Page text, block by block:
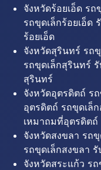
จังหวัดร้อยเอ็ด รถ
รถขุดเล็กร้อยเอ็ด
ร้อยเอ็ด
จังหวัดสุรินทร์ รถ
รถขุดเล็กสุรินทร์
สุรินทร์
จังหวัดอุตรดิตถ์ ร
อุตรดิตถ์ รถขุดเล็
เหมาถมที่อุตรดิตถ์
จังหวัดสงขลา รถ
รถขุดเล็กสงขลา
จังหวัดสระแก้ว ร